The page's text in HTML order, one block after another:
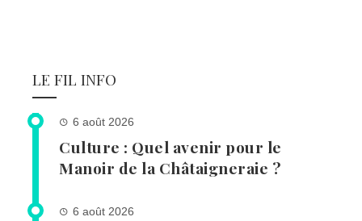
LE FIL INFO
6 août 2026
Culture : Quel avenir pour le
Manoir de la Châtaigneraie ?
6 août 2026